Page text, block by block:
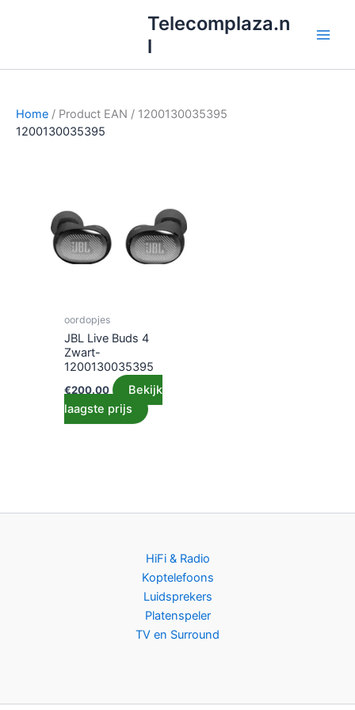
inhoud
Telecomplaza.n
l
Home / Product EAN / 1200130035395
1200130035395
oordopjes
JBL Live Buds 4
Zwart-
1200130035395
€200.00
Bekijk
laagste prijs
HiFi & Radio
Koptelefoons
Luidsprekers
Platenspeler
TV en Surround